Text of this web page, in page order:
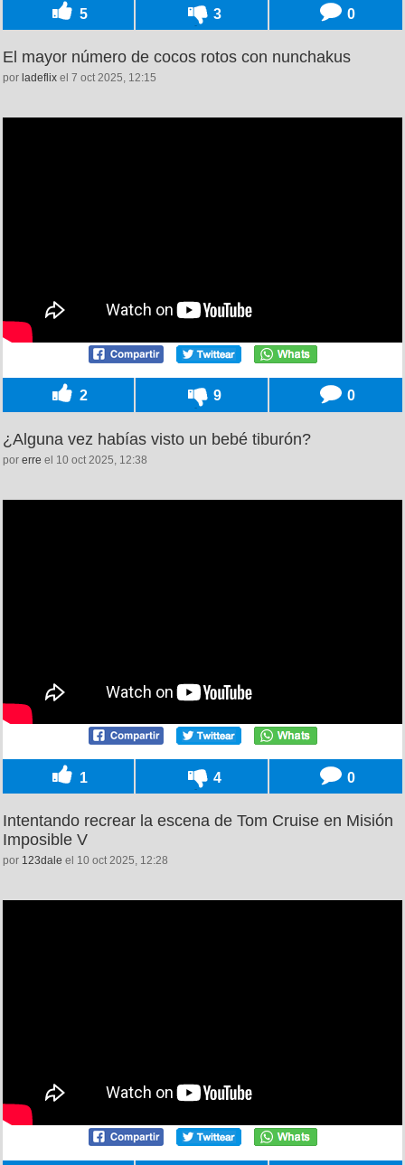
5 3 0
El mayor número de cocos rotos con nunchakus
por ladeflix el 7 oct 2025, 12:15
2 9 0
¿Alguna vez habías visto un bebé tiburón?
por erre el 10 oct 2025, 12:38
1 4 0
Intentando recrear la escena de Tom Cruise en Misión
Imposible V
por 123dale el 10 oct 2025, 12:28